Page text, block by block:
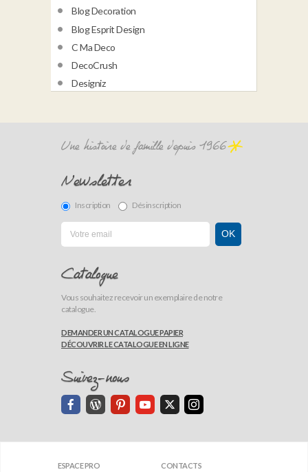
Blog Decoration
Blog Esprit Design
C Ma Deco
DecoCrush
Designiz
Une histoire de famille depuis 1966
Newsletter
Inscription Désinscription
Catalogue
Vous souhaitez recevoir un exemplaire de notre
catalogue.
DEMANDER UN CATALOGUE PAPIER
DÉCOUVRIR LE CATALOGUE EN LIGNE
Suivez-nous
ESPACE PRO CONTACTS